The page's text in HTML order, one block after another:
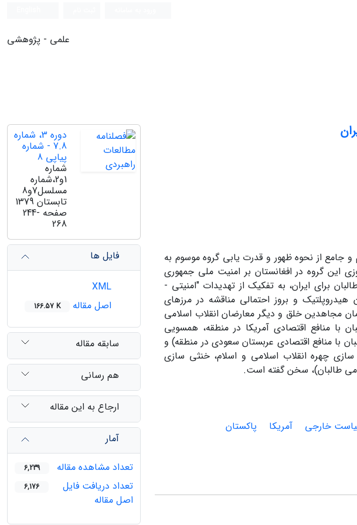
علمی - پژوهشی
از نحوه ظهور و قدرت‏ یابی گروه موسوم به
این گروه در افغانستان بر امنیت ملی جمهوری
برای ایران، به تفکیک از تهدیدات "امنیتی -
و بروز احتمالی مناقشه در مرزهای
مجاهدین خلق و دیگر معارضان انقلاب اسلامی
با منافع اقتصادی آمریکا در منطقه، همسویی
با منافع اقتصادی عربستان سعودی در منطقه) و
چهره انقلاب اسلامی و اسلام، خنثی‏ سازی
طالبان)، سخن گفته است.
خارجی آمریکا
پاکستان
دوره 3، شماره
7.8 - شماره
پیاپی 8
شماره
1و2،شماره
مسلسل7و8
تابستان 1379
صفحه 244-
268
فایل ها
اصل مقاله
166.57 K
سابقه مقاله
هم رسانی
ارجاع به این مقاله
آمار
تعداد مشاهده مقاله
6,239
تعداد دریافت فایل
اصل مقاله
6,176